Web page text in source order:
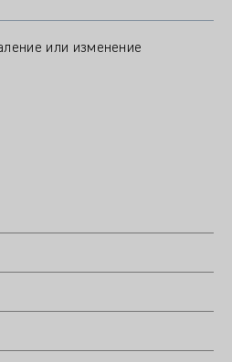
или изменение